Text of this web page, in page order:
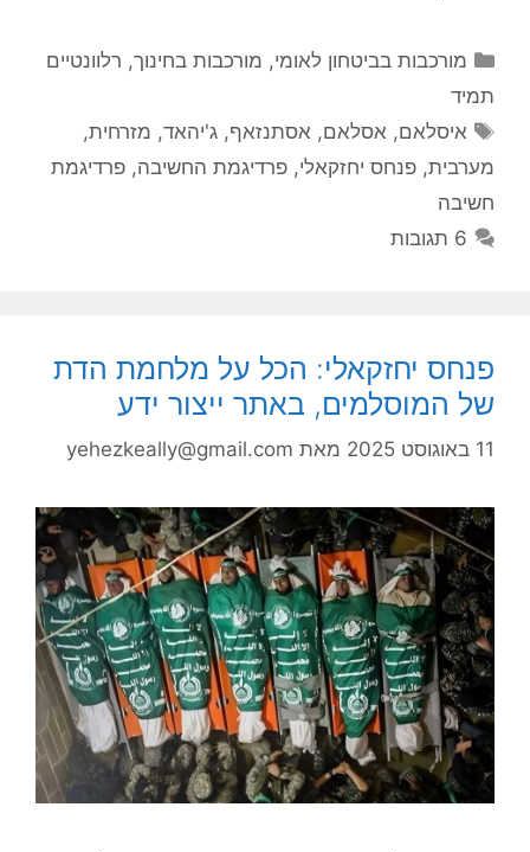
קטגוריות
מורכבות בביטחון לאומי, מורכבות בחינוך, רלוונטיים
תמיד
תגיות
איסלאם, אסלאם, אסתנזאף,ג'יהאד, מזרחית,
מערבית, פנחס יחזקאלי, פרדיגמת החשיבה, פרדיגמת
חשיבה
6 תגובות
פנחס יחזקאלי: הכל על מלחמת הדת
של המוסלמים, באתר ייצור ידע
11 באוגוסט 2025 מאת yehezkeally@gmail.com